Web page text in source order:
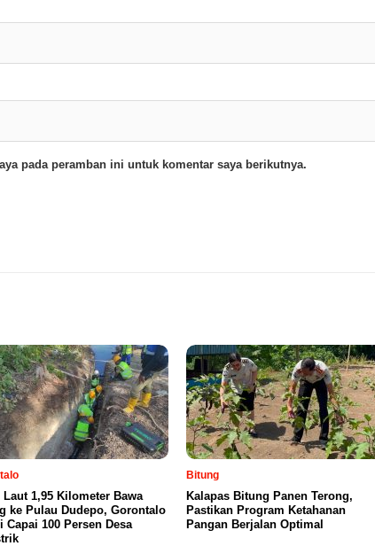
pada peramban ini untuk komentar saya berikutnya.
Laut 1,95 Kilometer Bawa
ke Pulau Dudepo, Gorontalo
Capai 100 Persen Desa
Bitung
Kalapas Bitung Panen Terong,
Pastikan Program Ketahanan
Pangan Berjalan Optimal